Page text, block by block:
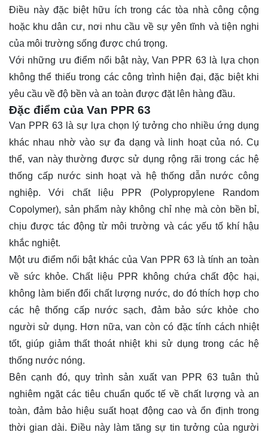
Điều này đặc biệt hữu ích trong các tòa nhà công cộng
hoặc khu dân cư, nơi nhu cầu về sự yên tĩnh và tiện nghi
của môi trường sống được chú trọng.
Với những ưu điểm nổi bật này, Van PPR 63 là lựa chọn
không thể thiếu trong các công trình hiện đại, đặc biệt khi
yêu cầu về độ bền và an toàn được đặt lên hàng đầu.
Đặc điểm của Van PPR 63
Van PPR 63 là sự lựa chọn lý tưởng cho nhiều ứng dụng
khác nhau nhờ vào sự đa dạng và linh hoạt của nó. Cụ
thể, van này thường được sử dụng rộng rãi trong các hệ
thống cấp nước sinh hoạt và hệ thống dẫn nước công
nghiệp. Với chất liệu PPR (Polypropylene Random
Copolymer), sản phẩm này không chỉ nhẹ mà còn bền bỉ,
chịu được tác động từ môi trường và các yếu tố khí hậu
khắc nghiệt.
Một ưu điểm nổi bật khác của Van PPR 63 là tính an toàn
về sức khỏe. Chất liệu PPR không chứa chất độc hại,
không làm biến đổi chất lượng nước, do đó thích hợp cho
các hệ thống cấp nước sạch, đảm bảo sức khỏe cho
người sử dụng. Hơn nữa, van còn có đặc tính cách nhiệt
tốt, giúp giảm thất thoát nhiệt khi sử dụng trong các hệ
thống nước nóng.
Bên cạnh đó, quy trình sản xuất van PPR 63 tuân thủ
nghiêm ngặt các tiêu chuẩn quốc tế về chất lượng và an
toàn, đảm bảo hiệu suất hoạt động cao và ổn định trong
thời gian dài. Điều này làm tăng sự tin tưởng của người